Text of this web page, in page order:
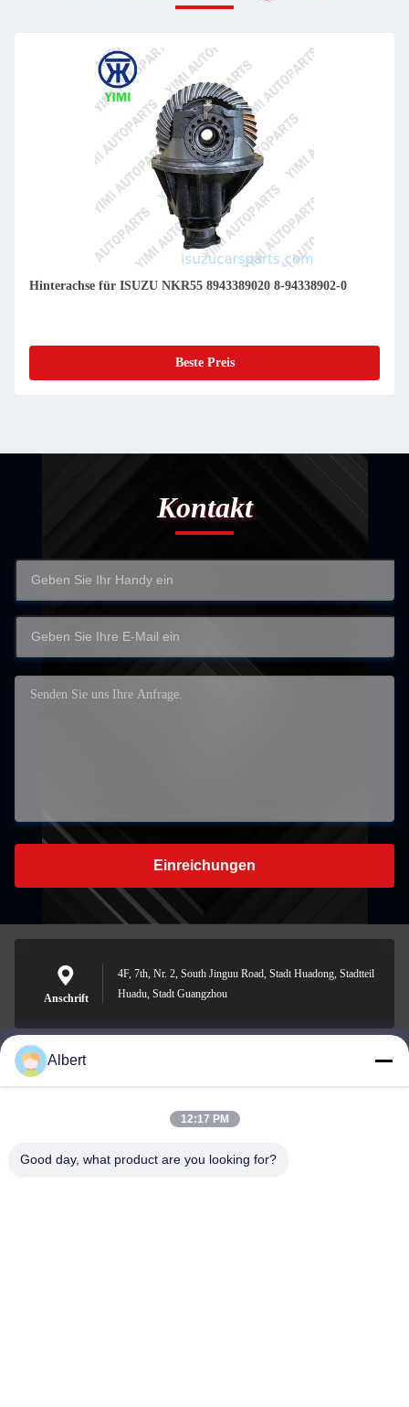
Hinterachse für ISUZU NKR55 8943389020 8-94338902-0
Beste Preis
Kontakt
Einreichungen
Anschrift
4F, 7th, Nr. 2, South Jinguu Road, Stadt Huadong, Stadtteil
Huadu, Stadt Guangzhou
james@yimiautoparts.com
Albert
12:17 PM
Good day, what product are you looking for?